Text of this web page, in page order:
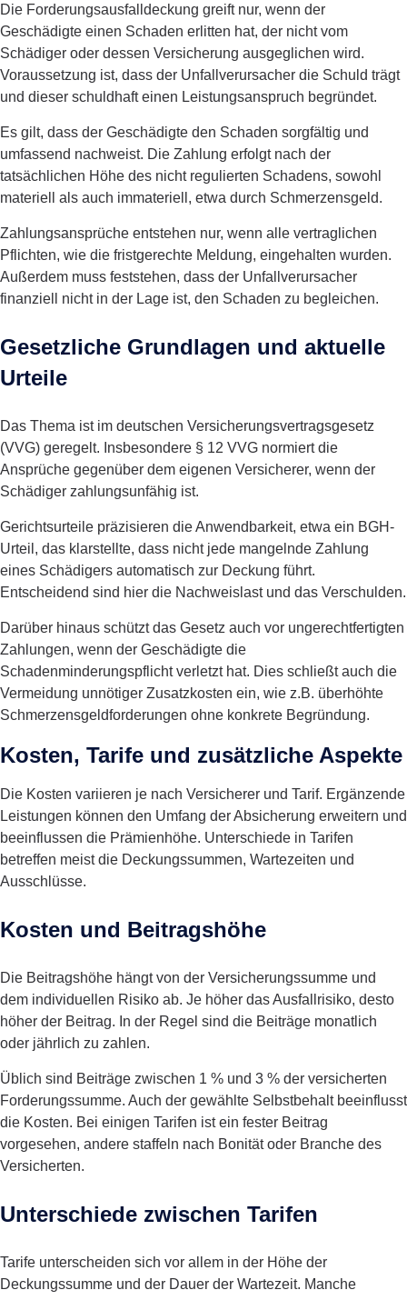
Die Forderungsausfalldeckung greift nur, wenn der
Geschädigte einen Schaden erlitten hat, der nicht vom
Schädiger oder dessen Versicherung ausgeglichen wird.
Voraussetzung ist, dass der Unfallverursacher die Schuld trägt
und dieser schuldhaft einen Leistungsanspruch begründet.
Es gilt, dass der Geschädigte den Schaden sorgfältig und
umfassend nachweist. Die Zahlung erfolgt nach der
tatsächlichen Höhe des nicht regulierten Schadens, sowohl
materiell als auch immateriell, etwa durch Schmerzensgeld.
Zahlungsansprüche entstehen nur, wenn alle vertraglichen
Pflichten, wie die fristgerechte Meldung, eingehalten wurden.
Außerdem muss feststehen, dass der Unfallverursacher
finanziell nicht in der Lage ist, den Schaden zu begleichen.
Gesetzliche Grundlagen und aktuelle
Urteile
Das Thema ist im deutschen Versicherungsvertragsgesetz
(VVG) geregelt. Insbesondere § 12 VVG normiert die
Ansprüche gegenüber dem eigenen Versicherer, wenn der
Schädiger zahlungsunfähig ist.
Gerichtsurteile präzisieren die Anwendbarkeit, etwa ein BGH-
Urteil, das klarstellte, dass nicht jede mangelnde Zahlung
eines Schädigers automatisch zur Deckung führt.
Entscheidend sind hier die Nachweislast und das Verschulden.
Darüber hinaus schützt das Gesetz auch vor ungerechtfertigten
Zahlungen, wenn der Geschädigte die
Schadenminderungspflicht verletzt hat. Dies schließt auch die
Vermeidung unnötiger Zusatzkosten ein, wie z.B. überhöhte
Schmerzensgeldforderungen ohne konkrete Begründung.
Kosten, Tarife und zusätzliche Aspekte
Die Kosten variieren je nach Versicherer und Tarif. Ergänzende
Leistungen können den Umfang der Absicherung erweitern und
beeinflussen die Prämienhöhe. Unterschiede in Tarifen
betreffen meist die Deckungssummen, Wartezeiten und
Ausschlüsse.
Kosten und Beitragshöhe
Die Beitragshöhe hängt von der Versicherungssumme und
dem individuellen Risiko ab. Je höher das Ausfallrisiko, desto
höher der Beitrag. In der Regel sind die Beiträge monatlich
oder jährlich zu zahlen.
Üblich sind Beiträge zwischen 1 % und 3 % der versicherten
Forderungssumme. Auch der gewählte Selbstbehalt beeinflusst
die Kosten. Bei einigen Tarifen ist ein fester Beitrag
vorgesehen, andere staffeln nach Bonität oder Branche des
Versicherten.
Unterschiede zwischen Tarifen
Tarife unterscheiden sich vor allem in der Höhe der
Deckungssumme und der Dauer der Wartezeit. Manche